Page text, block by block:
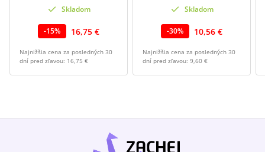
Skladom
-15% 16,75 €
Najnižšia cena za posledných 30
dní pred zľavou: 16,75 €
Skladom
-30% 10,56 €
Najnižšia cena za posledných 30
dní pred zľavou: 9,60 €